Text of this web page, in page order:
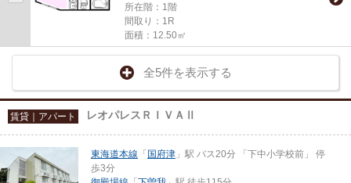
所在階：1階
間取り：1R
面積：12.50㎡
全5件を表示する
賃貸｜アパート レオパレスＲＩＶＡⅡ
東海道本線 「 国府津 」駅 バス20分 「下中小学校前」 停
歩3分